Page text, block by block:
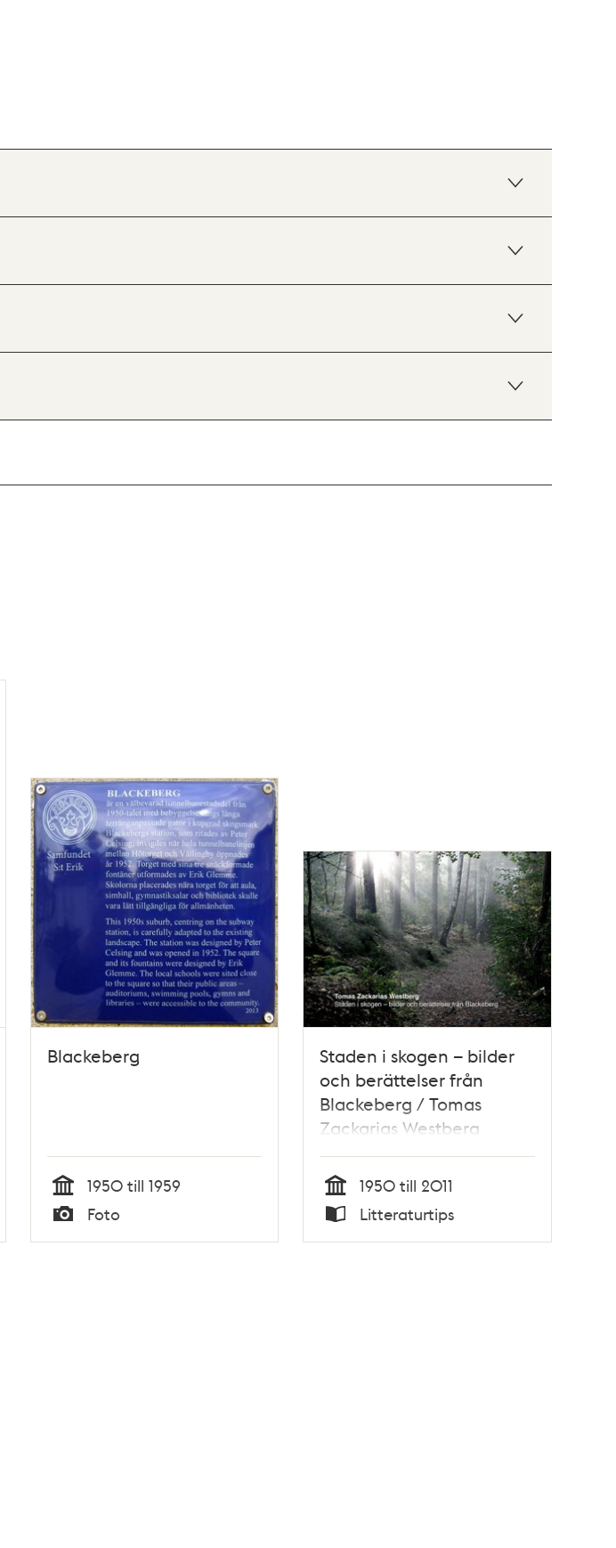
Blackeberg
Tid
1950 till 1959
Typ
Foto
Staden i skogen – bilder
och berättelser från
Blackeberg / Tomas
Zackarias Westberg
Tid
1950 till 2011
Typ
Litteraturtips